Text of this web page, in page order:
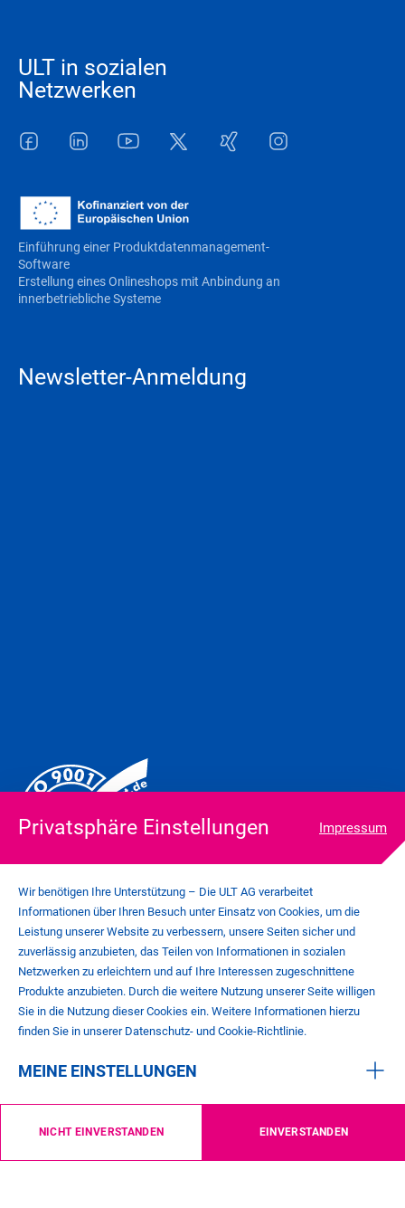
Privatsphäre Einstellungen Impressum
Wir benötigen Ihre Unterstützung – Die ULT AG verarbeitet
Informationen über Ihren Besuch unter Einsatz von Cookies, um die
Leistung unserer Website zu verbessern, unsere Seiten sicher und
zuverlässig anzubieten, das Teilen von Informationen in sozialen
Netzwerken zu erleichtern und auf Ihre Interessen zugeschnittene
Produkte anzubieten. Durch die weitere Nutzung unserer Seite willigen
Sie in die Nutzung dieser Cookies ein. Weitere Informationen hierzu
finden Sie in unserer Datenschutz- und Cookie-Richtlinie.
MEINE EINSTELLUNGEN
NICHT EINVERSTANDEN EINVERSTANDEN
ULT in sozialen
Netzwerken
Facebook LinkedInYoutube Twitter
Einführung einer Produktdatenmanagement-
Software
Erstellung eines Onlineshops mit Anbindung an
innerbetriebliche Systeme
Newsletter-Anmeldung
COOKIE-EINSTELLUNGEN
IMPRESSUM
DATENSCHUTZ
KONTAKT